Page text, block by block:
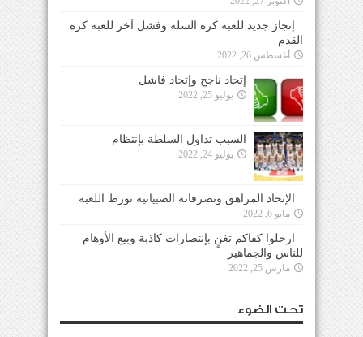
إنجاز جديد للعبة كرة السلة وفشل آخر للعبة كرة
القدم
أغسطس 26, 2022
إتحاد ناجح وإتحاد فاشل
يوليو 25, 2022
السبب تداول السلطة بإنتظام
يوليو 24, 2022
الإتحاد المراهق وتصرفاته الصبيانية تورط اللعبة
مايو 6, 2022
ارحلوا كفاكم تغنٍ بإنتصارات كاذبة وبيع الأوهام
للناس والجماهير
مارس 25, 2022
تحت الضوء